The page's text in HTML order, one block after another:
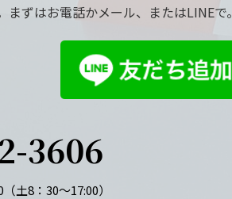
ずはお電話かメール、またはLINEで。
3606
土8：30～17:00）